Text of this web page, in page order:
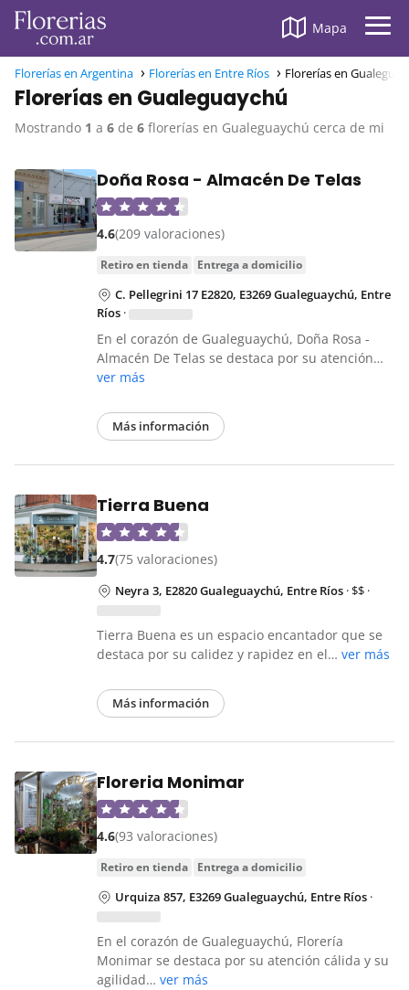
Mapa
Florerías en Argentina Florerías en Entre Ríos Florerías en
Florerías en Gualeguaychú
Mostrando 1 a 6 de 6 florerías en Gualeguaychú cerca de mi
Doña Rosa - Almacén De Telas
4.6(209 valoraciones)
retiro en tienda entrega a domicilio
C. Pellegrini 17 E2820, E3269 Gualeguaychú, Entre
Ríos ·
En el corazón de Gualeguaychú, Doña Rosa -
Almacén De Telas se destaca por su atención…
ver más
Más información
Tierra Buena
4.7(75 valoraciones)
Neyra 3, E2820 Gualeguaychú, Entre Ríos · $$ ·
Tierra Buena es un espacio encantador que se
destaca por su calidez y rapidez en el… ver más
Más información
Floreria Monimar
4.6(93 valoraciones)
retiro en tienda entrega a domicilio
Urquiza 857, E3269 Gualeguaychú, Entre Ríos ·
En el corazón de Gualeguaychú, Florería
Monimar se destaca por su atención cálida y su
agilidad… ver más